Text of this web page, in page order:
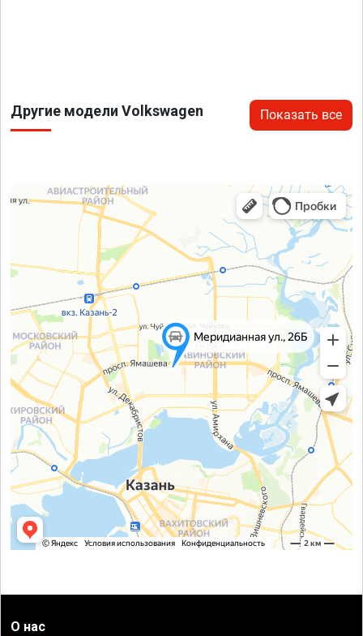
Другие модели Volkswagen Показать все
О нас